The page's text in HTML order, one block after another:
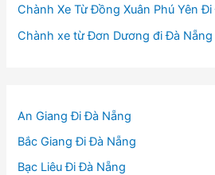
Chành Xe Từ Đồng Xuân Phú Yên
Chành xe từ Đơn Dương đi Đà Nẵng
An Giang Đi Đà Nẵng
Bắc Giang Đi Đà Nẵng
Bạc Liêu Đi Đà Nẵng